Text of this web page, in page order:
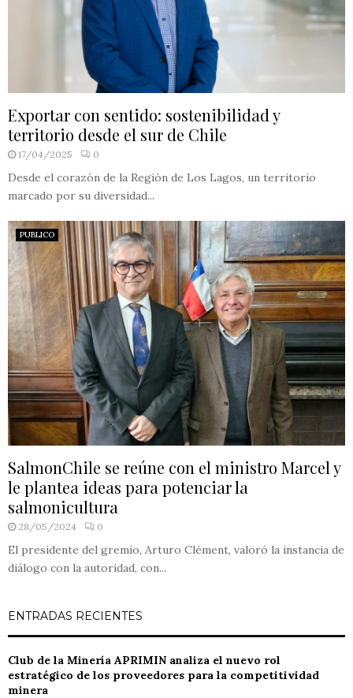
Exportar con sentido: sostenibilidad y
territorio desde el sur de Chile
17/04/2025 0
Desde el corazón de la Región de Los Lagos, un territorio
marcado por su diversidad...
PUBLICO
SalmonChile se reúne con el ministro Marcel y
le plantea ideas para potenciar la
salmonicultura
28/05/2024 0
El presidente del gremio, Arturo Clément, valoró la instancia de
diálogo con la autoridad, con...
ENTRADAS RECIENTES
Club de la Minería APRIMIN analiza el nuevo rol
estratégico de los proveedores para la competitividad
minera